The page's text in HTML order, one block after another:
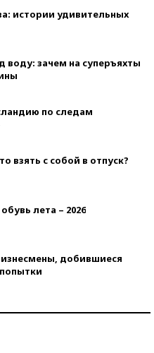
истории удивительных
воду: зачем на суперъяхты
по следам
взять с собой в отпуск?
лета – 2026
добившиеся